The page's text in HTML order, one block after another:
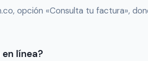
opción «Consulta tu factura»,
línea?